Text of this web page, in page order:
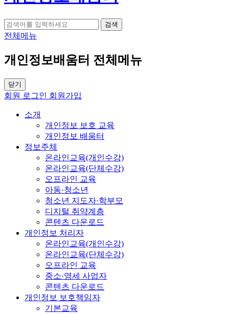
검색
전체메뉴
개인정보배움터 전체메뉴
닫기
회원 로그인 회원가입
소개
개인정보 보호 교육
개인정보 배움터
정보주체
온라인교육(개인수강)
온라인교육(단체수강)
오프라인 교육
아동·청소년
청소년 지도자·학부모
디지털 취약계층
콘텐츠 다운로드
개인정보 처리자
온라인교육(개인수강)
온라인교육(단체수강)
오프라인 교육
중소·영세 사업자
콘텐츠 다운로드
개인정보 보호책임자
기본교육